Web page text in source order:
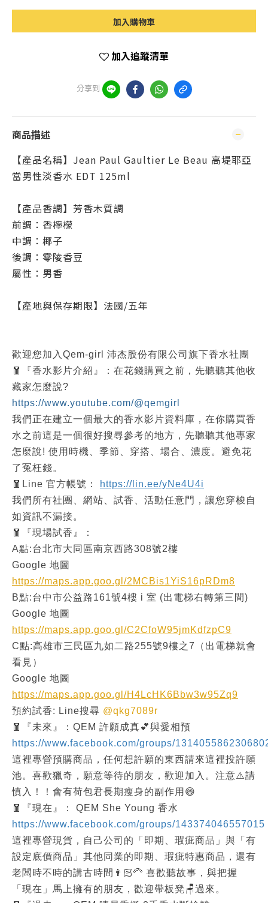
加入購物車
加入追蹤清單
分享到
商品描述
【產品名稱】Jean Paul Gaultier Le Beau 高堤耶亞
當男性淡香水 EDT 125ml
【產品香調】芳香木質調
前調：香檸檬
中調：椰子
後調：零陵香豆
屬性：男香
【產地與保存期限】法國/五年
歡迎您加入Qem-girl 沛杰股份有限公司旗下香水社團
🧧『香水影片介紹』：在花錢購買之前，先聽聽其他收
藏家怎麼說?
https://www.youtube.com/@qemgirl
我們正在建立一個最大的香水影片資料庫，在你購買香
水之前這是一個很好搜尋參考的地方，先聽聽其他專家
怎麼說! 使用時機、季節、穿搭、場合、濃度。避免花
了冤枉錢。
🧧Line 官方帳號：
https://lin.ee/yNe4U4i
我們所有社團、網站、試香、活動任意門，讓您穿梭自
如資訊不漏接。
🧧『現場試香』：
A點:台北市大同區南京西路308號2樓
Google 地圖
https://maps.app.goo.gl/2MCBis1YiS16pRDm8
B點:台中市公益路161號4樓 i 室 (出電梯右轉第三間)
Google 地圖
https://maps.app.goo.gl/C2CfoW95jmKdfzpC9
C點:高雄市三民區九如二路255號9樓之7（出電梯就會
看見）
Google 地圖
https://maps.app.goo.gl/H4LcHK6Bbw3w95Zq9
預約試香: Line搜尋 @qkg7089r
🧧『未來』：QEM 許願成真💕與愛相預
https://www.facebook.com/groups/
這裡專營預購商品，任何想許願的東西請來這裡投許願
池。喜歡獵奇，願意等待的朋友，歡迎加入。注意⚠️請
慎入！！會有荷包君長期瘦身的副作用😄
🧧『現在』： QEM She Young 香水
https://www.facebook.com/groups/143374046557015
這裡專營現貨，自己公司的「即期、瑕疵商品」與「有
設定底價商品」其他同業的即期、瑕疵特惠商品，還有
老闆時不時的講古時間👨🏻‍🦳 喜歡聽故事，與把握
「現在」馬上擁有的朋友，歡迎帶板凳🪑過來。